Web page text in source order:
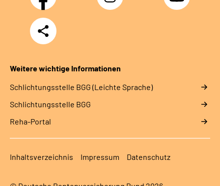
Teilen
Weitere wichtige Informationen
Schlich­tungs­stel­le BGG (Leichte Sprache)
Schlich­tungs­stel­le BGG
Reha-Portal
Inhaltsverzeichnis Impressum Datenschutz